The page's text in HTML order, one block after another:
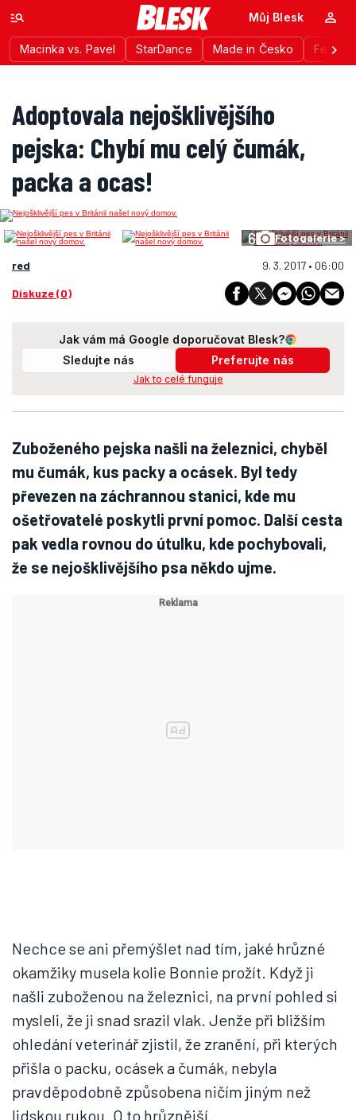
Macinka vs. Pavel StarDance Made in Česko
Můj Blesk
Adoptovala nejošklivějšího
pejska: Chybí mu celý čumák,
packa a ocas!
6 Fotogalerie >
red 9. 3. 2017 • 06:00
Diskuze (0)
Jak vám má Google doporučovat Blesk?
Sledujte nás
Preferujte nás
Jak to celé funguje
Zuboženého pejska našli na železnici, chyběl
mu čumák, kus packy a ocásek. Byl tedy
převezen na záchrannou stanici, kde mu
ošetřovatelé poskytli první pomoc. Další cesta
pak vedla rovnou do útulku, kde pochybovali,
že se nejošklivějšího psa někdo ujme.
Nechce se ani přemýšlet nad tím, jaké hrůzné
okamžiky musela kolie Bonnie prožít. Když ji
našli zuboženou na železnici, na první pohled si
mysleli, že ji snad srazil vlak. Jenže při bližším
ohledání veterinář zjistil, že zranění, při kterých
přišla o packu, ocásek a čumák, nebyla
pravděpodobně způsobena ničím jiným než
lidskou rukou. O to hrůznější.